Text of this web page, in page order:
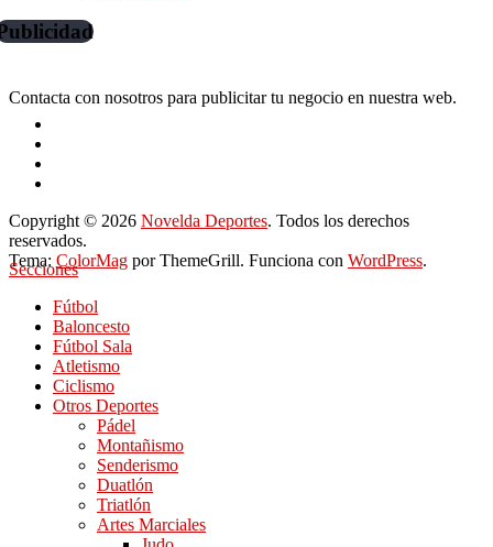
Contacta con nosotros para publicitar tu negocio en nuestra web.
Copyright © 2026 Novelda Deportes. Todos los derechos
reservados.
Tema: ColorMag por ThemeGrill. Funciona con WordPress.
Secciones
Fútbol
Baloncesto
Fútbol Sala
Atletismo
Ciclismo
Otros Deportes
Pádel
Montañismo
Senderismo
Duatlón
Triatlón
Artes Marciales